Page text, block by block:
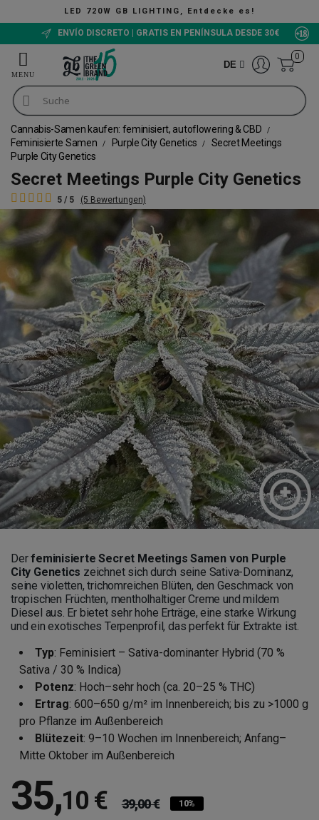
The Green Bucket CBD,
ENVÍO DISCRETO | GRATIS EN PENÍNSULA DESDE 30€
DE
0
Cannabis-Samen kaufen: feminisiert, autoflowering & CBD
Feminisierte Samen
Purple City Genetics
Secret Meetings
Purple City Genetics
Secret Meetings Purple City Genetics
5 / 5 (5 Bewertungen)
Derfeminisierte Secret Meetings Samen von Purple
City Genetics zeichnet sich durch seine Sativa-Dominanz,
seine violetten, trichomreichen Blüten, den Geschmack von
tropischen Früchten, mentholhaltiger Creme und mildem
Diesel aus. Er bietet sehr hohe Erträge, eine starke Wirkung
und ein exotisches Terpenprofil, das perfekt für Extrakte ist.
Typ: Feminisiert – Sativa-dominanter Hybrid (70 %
Sativa / 30 % Indica)
Potenz: Hoch–sehr hoch (ca. 20–25 % THC)
Ertrag: 600–650 g/m² im Innenbereich; bis zu >1000 g
pro Pflanze im Außenbereich
Blütezeit: 9–10 Wochen im Innenbereich; Anfang–
Mitte Oktober im Außenbereich
35,10 € 39,00 € 10%